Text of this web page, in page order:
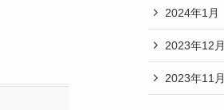
2024年1月
2023年12月
2023年11月